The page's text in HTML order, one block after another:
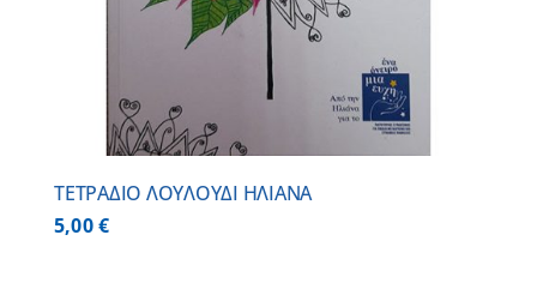
ΤΕΤΡΑΔΙΟ ΛΟΥΛΟΥΔΙ ΗΛΙΑΝΑ
5,00€